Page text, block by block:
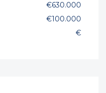
€630.000
€100.000
€